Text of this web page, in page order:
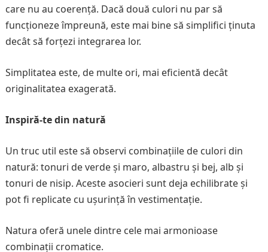
care nu au coerență. Dacă două culori nu par să
funcționeze împreună, este mai bine să simplifici ținuta
decât să forțezi integrarea lor.
Simplitatea este, de multe ori, mai eficientă decât
originalitatea exagerată.
Inspiră-te din natură
Un truc util este să observi combinațiile de culori din
natură: tonuri de verde și maro, albastru și bej, alb și
tonuri de nisip. Aceste asocieri sunt deja echilibrate și
pot fi replicate cu ușurință în vestimentație.
Natura oferă unele dintre cele mai armonioase
combinații cromatice.